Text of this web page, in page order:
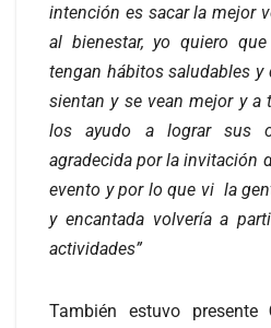
intención es sacar la mejor
al bienestar, yo quiero
tengan hábitos saludables y
sientan y se vean mejor y a
los ayudo a lograr sus
agradecida por la invitación
evento y por lo que vi la
y encantada volvería a
actividades”
También estuvo presente